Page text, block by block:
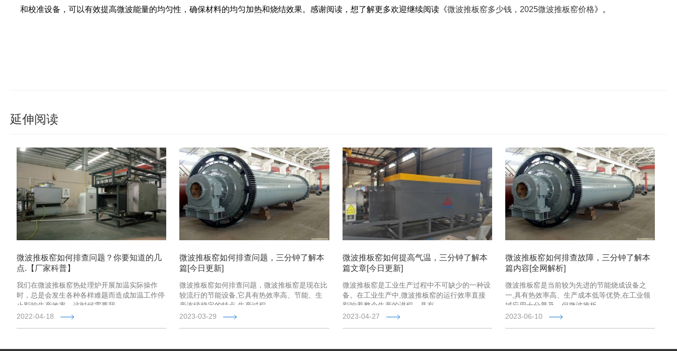
和校准设备，可以有效提高微波能量的均匀性，确保材料的均匀加热和烧结效果。感谢阅读，想了解更多欢迎继续阅读《微波推板窑多少钱，2025微波推板窑价格》。
延伸阅读
微波推板窑如何排查问题？你要知道的几
点.【厂家科普】
我们在微波推板窑热处理炉开展加温实际操作
时，总是会发生各种各样难题而造成加温工作停
止影响生产效率。这时候需要我 …
2022-04-18
微波推板窑如何排查问题，三分钟了解本
篇[今日更新]
微波推板窑如何排查问题，微波推板窑是现在比
较流行的节能设备,它具有热效率高、节能、生
产连续稳定的特点,生产过程 …
2023-03-29
微波推板窑如何提高气温，三分钟了解本
篇文章[今日更新]
微波推板窑是工业生产过程中不可缺少的一种设
备。在工业生产中,微波推板窑的运行效率直接
影响着整个生产的进程。具有 …
2023-04-27
微波推板窑如何排查故障，三分钟了解本
篇内容[全网解析]
微波推板窑是当前较为先进的节能烧成设备之
一,具有热效率高、生产成本低等优势,在工业领
域应用十分普及。但微波推板 …
2023-06-10